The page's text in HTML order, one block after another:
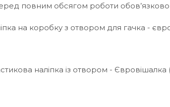
повним обсягом роботи обов’язково